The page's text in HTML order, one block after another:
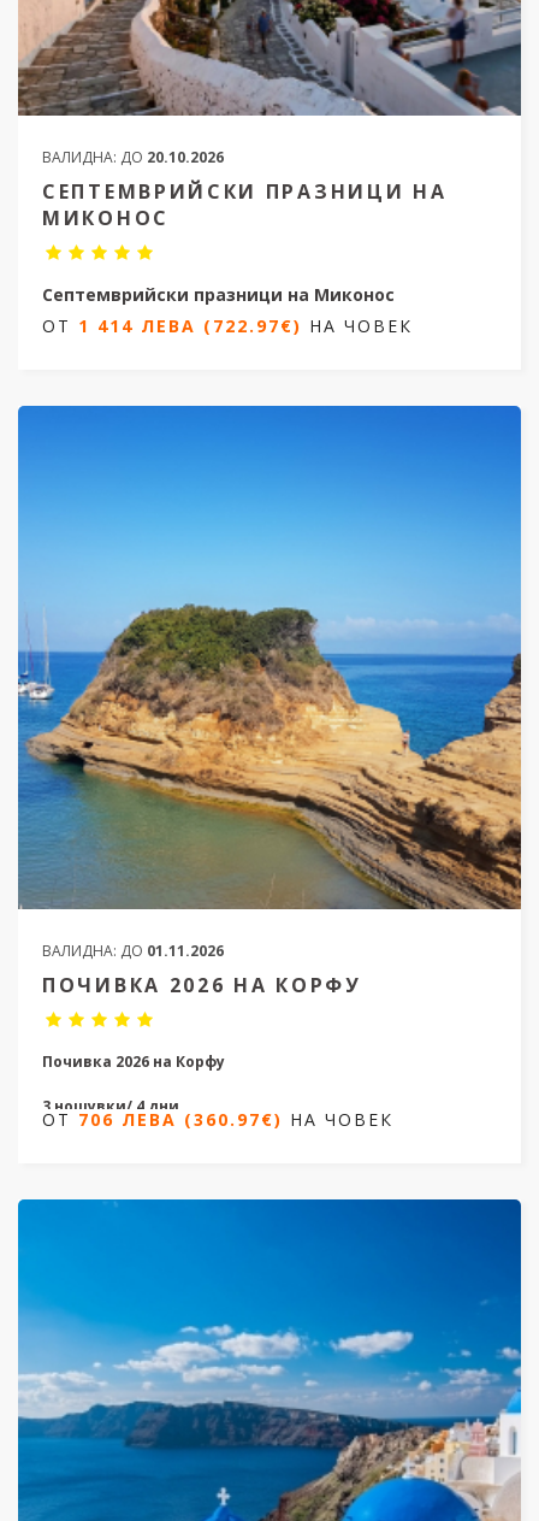
ВАЛИДНА: ДО 20.10.2026
СЕПТЕМВРИЙСКИ ПРАЗНИЦИ НА
МИКОНОС
Септемврийски празници на Миконос
5 дни / 4 нощувки
ОТ 1 414 ЛЕВА (722.97€) НА ЧОВЕК
ВАЛИДНА: ДО 01.11.2026
ПОЧИВКА 2026 НА КОРФУ
Почивка 2026 на Корфу
3 нощувки/ 4 дни
706 ЛЕВА (360.97€)
ОТ 706 ЛЕВА (360.97€) НА ЧОВЕК